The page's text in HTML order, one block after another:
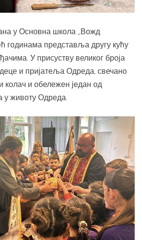
у Основна школа „Вожд
годинама представља другу кућу
У присуству великог броја
и пријатеља Одреда, свечано
колач и обележен један од
у животу Одреда.